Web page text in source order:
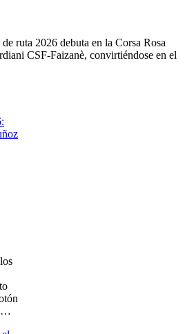
ruta 2026 debuta en la Corsa Rosa
CSF-Faizanè, convirtiéndose en el